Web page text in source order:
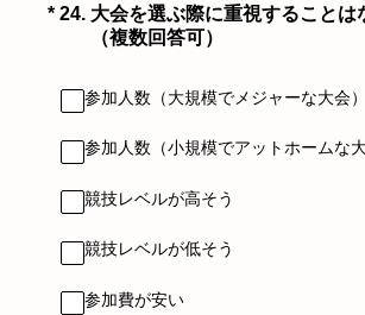
* 24. 大会を選ぶ際に重視することは
（複数回答可）
（必須）
参加人数（大規模でメジャーな大会）
参加人数（小規模でアットホームな大
競技レベルが高そう
競技レベルが低そう
参加費が安い